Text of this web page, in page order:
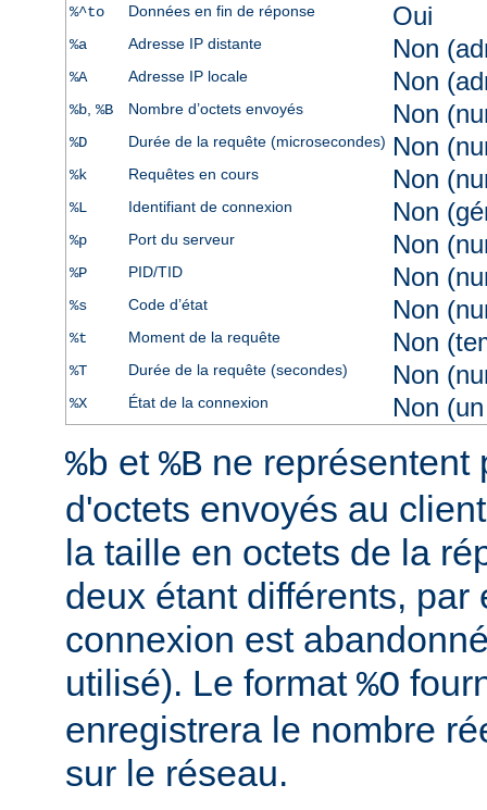
%^to Données en fin de réponse Oui
%a Adresse IP distante Non
%A Adresse IP locale Non
%b, %B Nombre d’octets envoyés Non
%D Durée de la requête (microsecondes) Non
%k Requêtes en cours Non
%L Identifiant de connexion Non
%p Port du serveur Non
%P PID/TID Non
%s Code d’état Non
%t Moment de la requête Non
%T Durée de la requête (secondes) Non
%X État de la connexion Non
%b et %B ne représentent
d'octets envoyés au
la taille en octets de la
deux étant différents, par
connexion est
utilisé). Le format %O
enregistrera le nombre
sur le réseau.